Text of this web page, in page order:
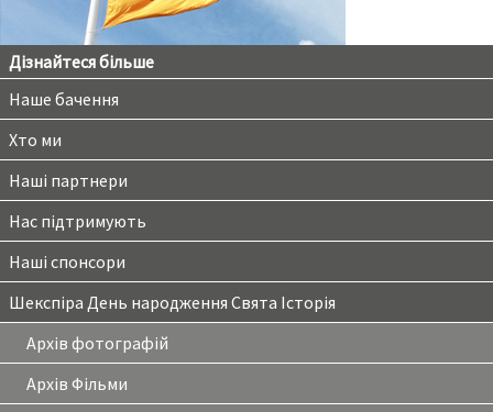
Дізнайтеся більше
Наше бачення
Хто ми
Наші партнери
Нас підтримують
Наші спонсори
Шекспіра День народження Свята Історія
Архів фотографій
Архів Фільми